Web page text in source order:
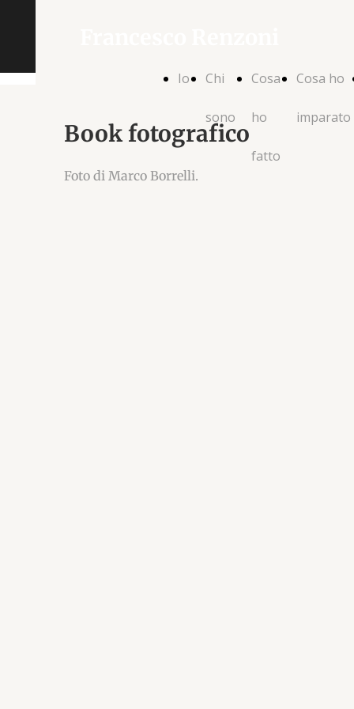
Io Chi
sono
Cosa
ho
fatto
Cosa ho
imparato
Book fotografico
Foto di Marco Borrelli.